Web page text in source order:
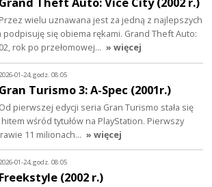
Przez wielu uznawana jest za jedną z najlepszych
podpisuję się obiema rękami. Grand Theft Auto:
rok po przełomowej… » więcej
01-24, godz. 08:05
Gran Turismo 3: A-Spec (2001r.)
Od pierwszej edycji seria Gran Turismo stała się
wśród tytułów na PlayStation. Pierwszy
11 milionach… » więcej
01-24, godz. 08:05
Freekstyle (2002 r.)